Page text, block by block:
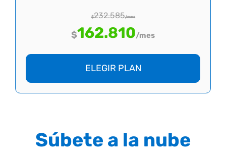
$232.585/mes
$162.810/mes
ELEGIR PLAN
Súbete a la nube